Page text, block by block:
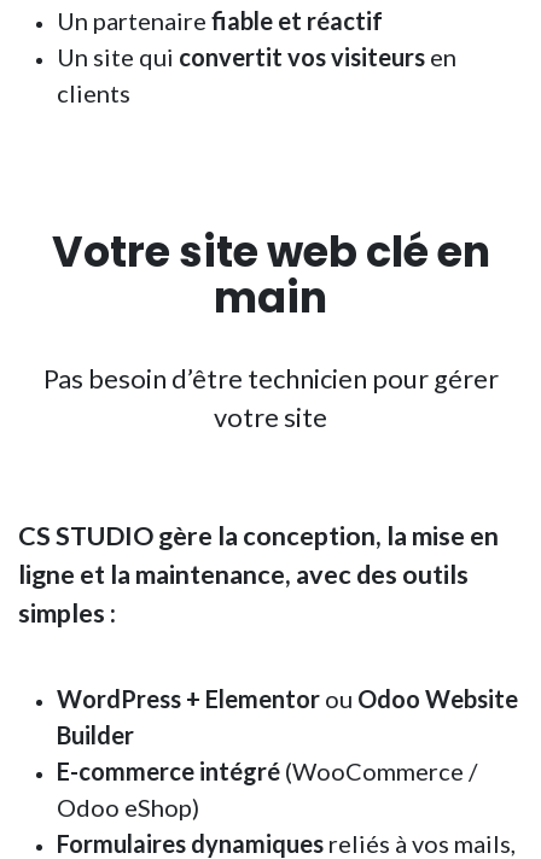
Un partenaire fiable et réactif
Un site qui convertit vos visiteurs en
clients
Votre site webclé en
main
Pas besoin d’être technicien pour gérer
votre site
CS STUDIOgère la conception, la mise en
ligne et la maintenance, avec des outils
simples :
WordPress + Elementor ou Odoo Website
Builder
E-commerce intégré (WooCommerce /
Odoo eShop)
Formulaires dynamiques reliés à vos mails,